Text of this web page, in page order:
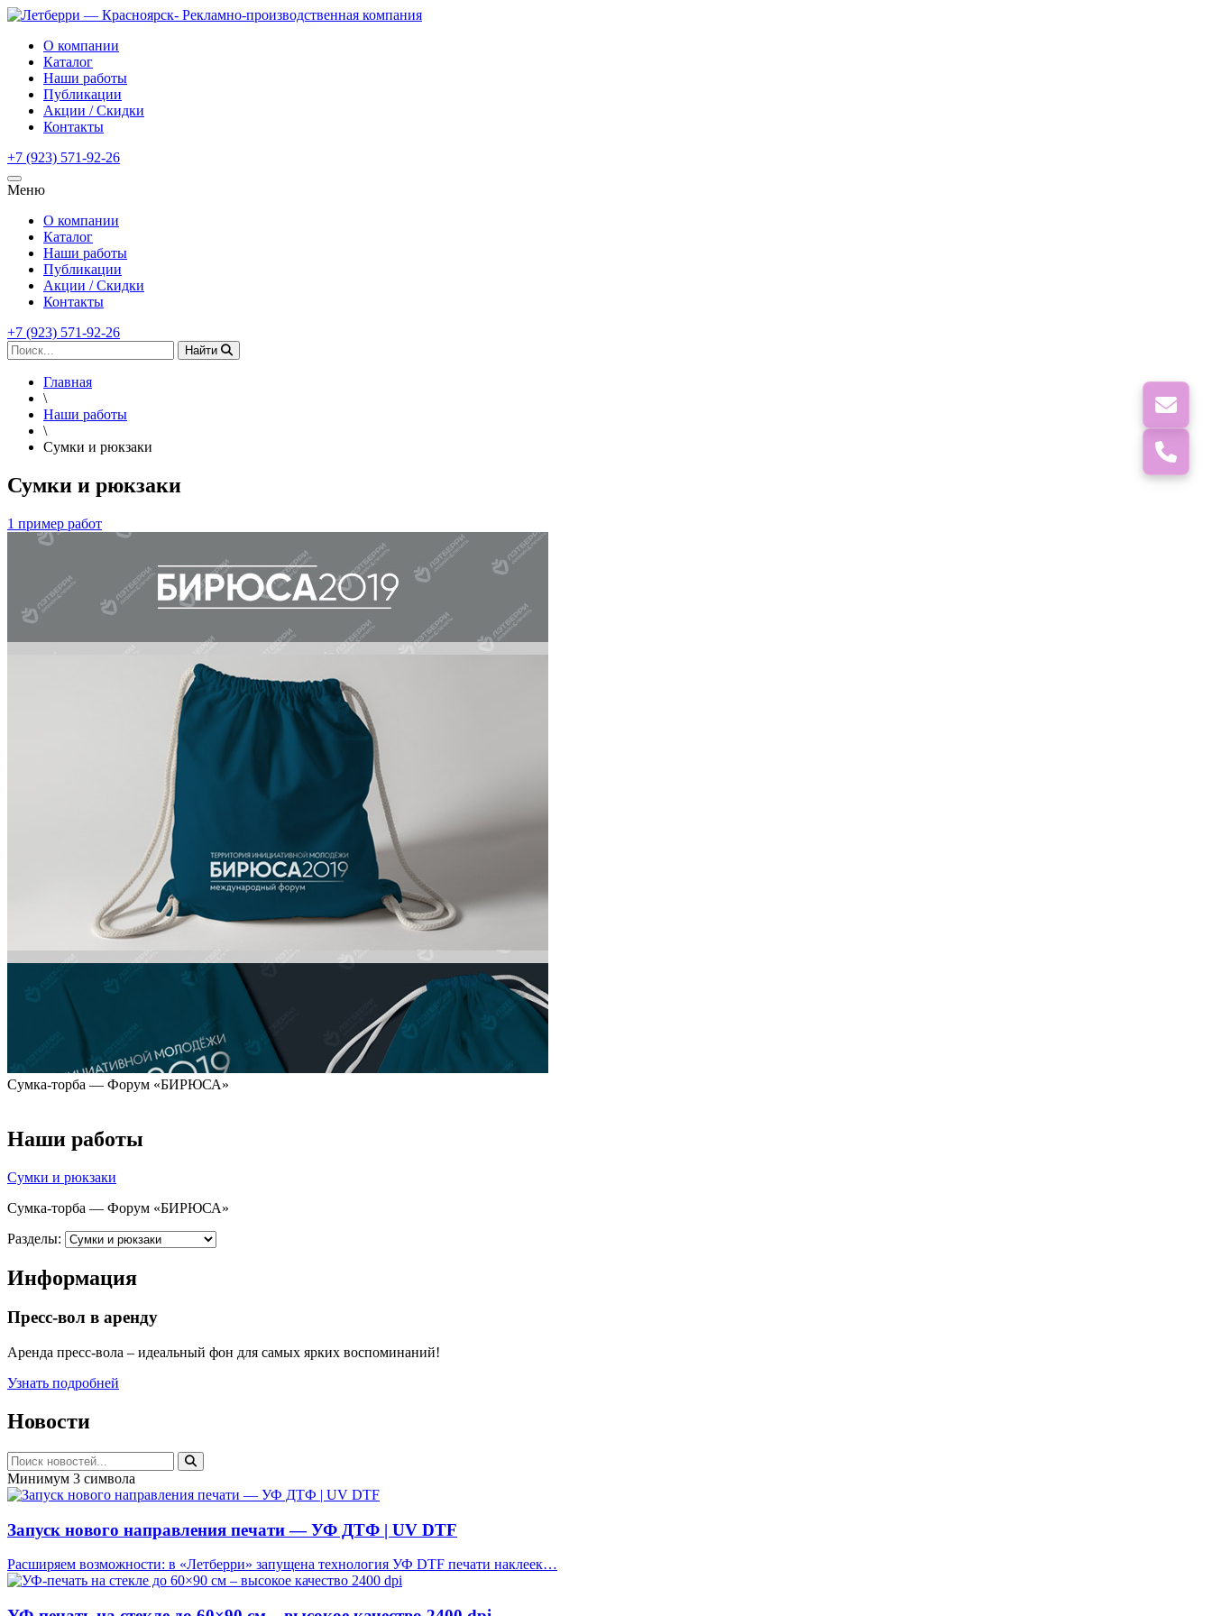
О компании
Каталог
Наши работы
Публикации
Акции / Скидки
Контакты
+7 (923) 571-92-26
Меню
О компании
Каталог
Наши работы
Публикации
Акции / Скидки
Контакты
+7 (923) 571-92-26
Найти
Главная
\
Наши работы
\
Сумки и рюкзаки
Сумки и рюкзаки
1 пример работ
Сумка-торба — Форум «БИРЮСА»
Наши работы
Сумки и рюкзаки
Сумка-торба — Форум «БИРЮСА»
Разделы:
Информация
Пресс-вол в аренду
Аренда пресс-вола – идеальный фон для самых ярких воспоминаний!
Узнать подробней
Новости
Минимум 3 символа
Запуск нового направления печати — УФ ДТФ | UV DTF
Расширяем возможности: в «Летберри» запущена технология УФ DTF печати наклеек…